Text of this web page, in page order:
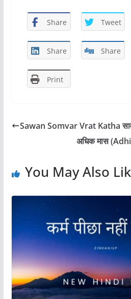
c
e
b
o
o
st
o
d
o
n
ai
l
ar
e
Share Tweet
Share Share
Print
Sawan Somvar Vrat Katha
अधिक मास
You May Also